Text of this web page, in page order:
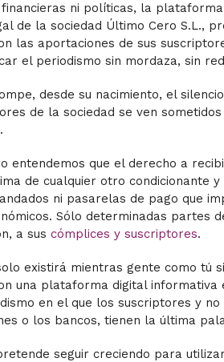
financieras ni políticas, la
de la sociedad Último Cero S.L.,
las aportaciones de sus
el periodismo sin mordaza, sin
desde su nacimiento, el
de la sociedad se ven
entendemos que el derecho a
de cualquier otro condicionante
ni pasarelas de pago que
Sólo determinadas partes
a sus cómplices y suscriptores.
existirá mientras gente como tú
una plataforma digital
en el que los suscriptores y
o los bancos, tienen la última
seguir creciendo para